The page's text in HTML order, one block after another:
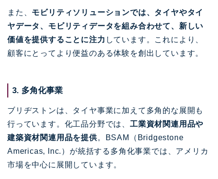
また、 モビリティソリューションでは、タイヤやタイ
ヤデータ、モビリティデータを組み合わせて、新しい
価値を提供することに注力 しています。これにより、
顧客にとってより便益のある体験を創出しています。
3. 多角化事業
ブリヂストンは、タイヤ事業に加えて多角的な展開も
行っています。化工品分野では、 工業資材関連用品や
建築資材関連用品を提供。BSAM（Bridgestone
Americas, Inc.）が統括する多角化事業では、アメリカ
市場を中心に展開しています。